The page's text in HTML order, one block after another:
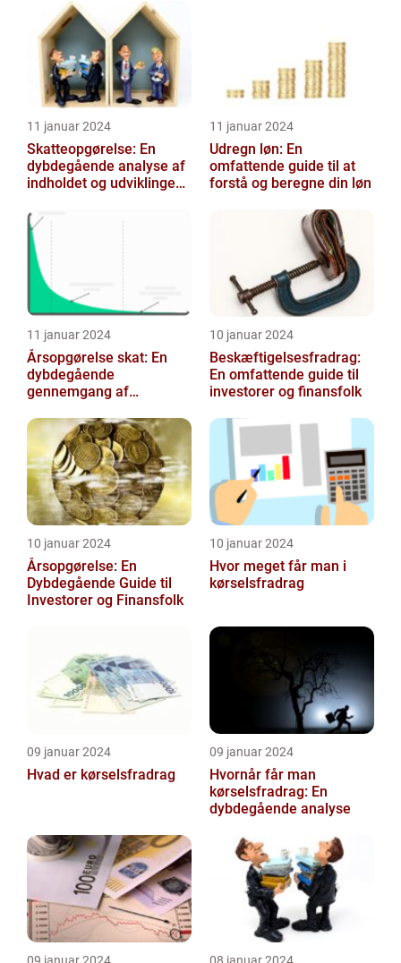
11 januar 2024
Skatteopgørelse: En
dybdegående analyse af
indholdet og udviklingen
11 januar 2024
Udregn løn: En
omfattende guide til at
forstå og beregne din løn
11 januar 2024
Årsopgørelse skat: En
dybdegående
gennemgang af
gennem tiden
10 januar 2024
Beskæftigelsesfradrag:
En omfattende guide til
investorer og finansfolk
10 januar 2024
Årsopgørelse: En
Dybdegående Guide til
Investorer og Finansfolk
10 januar 2024
Hvor meget får man i
kørselsfradrag
09 januar 2024
Hvad er kørselsfradrag
09 januar 2024
Hvornår får man
kørselsfradrag: En
dybdegående analyse